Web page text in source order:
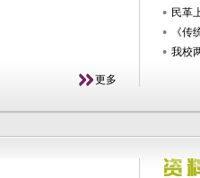
更多
民革
《传
我校